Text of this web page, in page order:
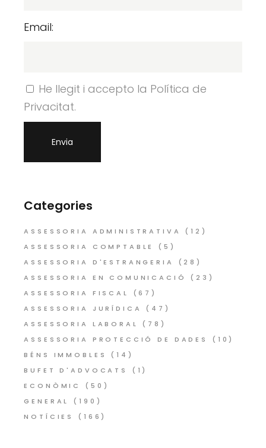
Email:
He llegit i accepto la Política de
Privacitat.
Categories
ASSESSORIA ADMINISTRATIVA
(12)
ASSESSORIA COMPTABLE
(5)
ASSESSORIA D'ESTRANGERIA
(28)
ASSESSORIA EN COMUNICACIÓ
(23)
ASSESSORIA FISCAL
(67)
ASSESSORIA JURÍDICA
(47)
ASSESSORIA LABORAL
(78)
ASSESSORIA PROTECCIÓ DE DADES
(10)
BÉNS IMMOBLES
(14)
BUFET D'ADVOCATS
(1)
ECONÒMIC
(50)
GENERAL
(190)
NOTÍCIES
(166)